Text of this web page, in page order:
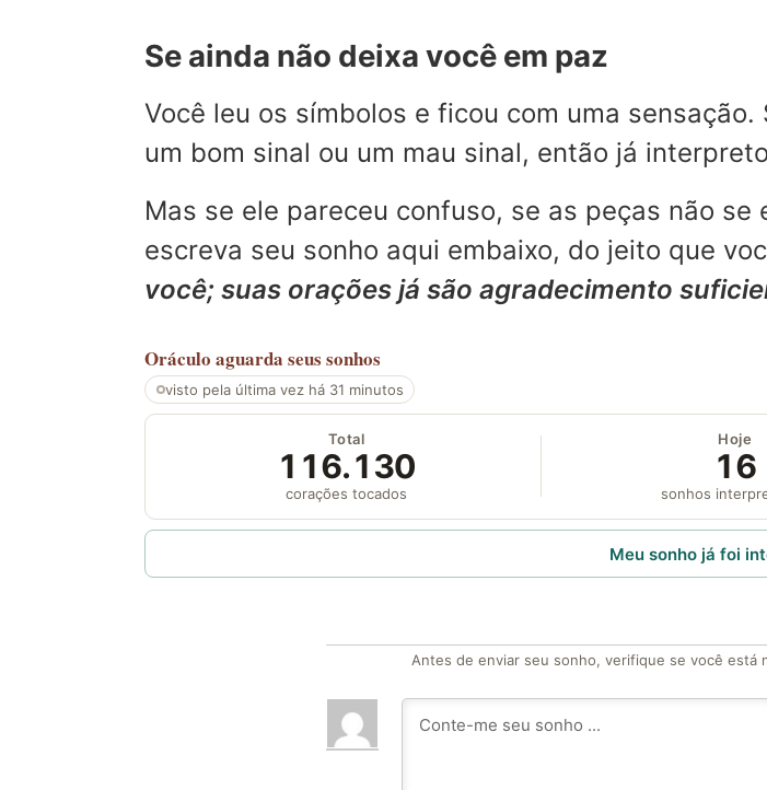
Se ainda não deixa você em paz
Você leu os símbolos e ficou com uma
um bom sinal ou um mau sinal, então já
Mas se ele pareceu confuso, se as peças não
escreva seu sonho aqui embaixo, do jeito que
você; suas orações já são agradecimento
Oráculo aguarda seus sonhos
visto pela última vez há 31 minutos
Total
116.130
corações tocados
Hoje
16
sonhos
Meu sonho já foi
Antes de enviar seu sonho, verifique se você está